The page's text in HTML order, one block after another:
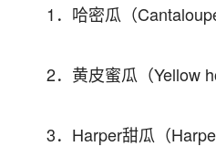
1．哈密瓜（Cantaloupe
2．黄皮蜜瓜（Yellow
3．Harper甜瓜（Harper